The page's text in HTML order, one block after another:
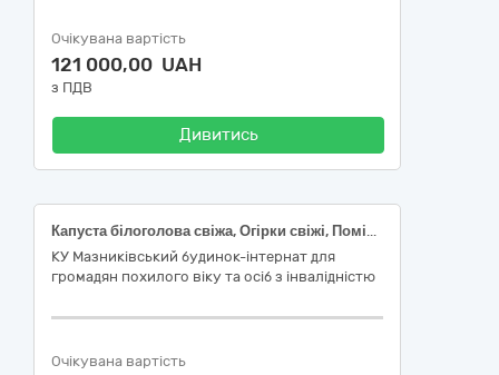
Очікувана вартість
121 000,00 UAH
з ПДВ
Дивитись
Капуста білоголова свіжа, Огірки свіжі, Помідори (томати) свіжі, Морква свіжа, Цибуля ріпчаста свіжа, Буряк столовий, Банани свіжі, Апельсини свіжі
КУ Мазниківський будинок-інтернат для
громадян похилого віку та осіб з інвалідністю
Очікувана вартість